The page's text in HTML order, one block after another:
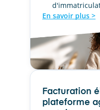
En savoir plus >
Facturation
plateforme